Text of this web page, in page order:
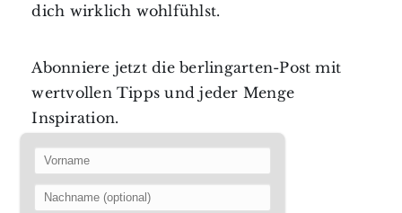
dich wirklich wohlfühlst.
Abonniere jetzt die berlingarten-Post mit
wertvollen Tipps und jeder Menge
Inspiration.